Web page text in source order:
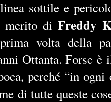
sottile e
merito diFreddy
volta della
Ottanta. Forse
perché “in
di tutte queste